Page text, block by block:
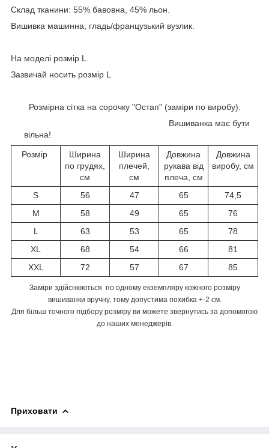
Склад тканини: 55% бавовна, 45% льон.
Вишивка машинна, гладь/французький вузлик.
На моделі розмір L.
Зазвичай носить розмір L
Розмірна сітка на сорочку "Остап" (заміри по виробу).
Вишиванка має бути
вільна!
Розмір
Ширина
по грудях,
см
Ширина
плечей,
см
Довжина
рукава від
плеча, см
Довжина
виробу, см
S 56 47 65
74,5
M
58 49 65
76
L
63 53 65
78
XL
68 54 66
81
XXL
72 57 67 85
Заміри здійснюються по одному екземпляру кожного розміру
вишиванки вручну, тому допустима похибка +-2 см.
Для більш точного підбору розміру ви можете звернутись за допомогою
до наших менеджерів.
Приховати